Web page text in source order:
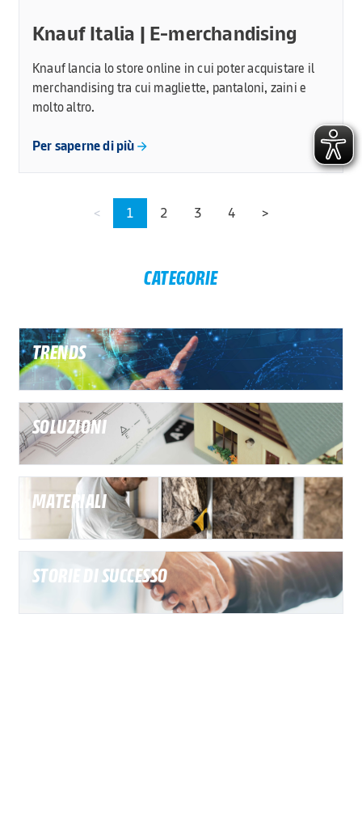
Knauf Italia | E-merchandising
Knauf lancia lo store online in cui poter acquistare il
merchandising tra cui magliette, pantaloni, zaini e
molto altro.
Per saperne di più
< 1 2 3 4 >
CATEGORIE
TRENDS
SOLUZIONI
MATERIALI
STORIE DI SUCCESSO